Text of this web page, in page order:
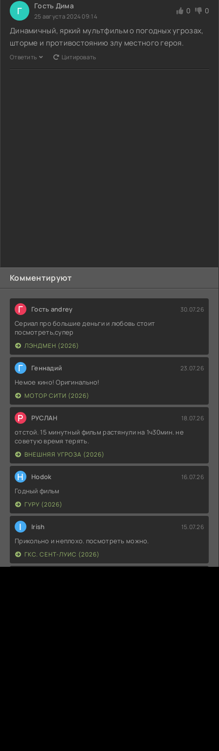
Комментируют
Г Гость andrey 30.07.26
Сериал про большие деньги и любовь стоит
посмотреть,супер
ЛЭНДМЕН (2026)
Г Геннадий 23.07.26
Немое кино! Оригинально!
МОТОР СИТИ (2026)
Р РУСЛАН 18.07.26
отстой. 15 минутный фильм растянули на 1ч30мин. не
советую время терять.
ВНЕШНЯЯ УГРОЗА (2026)
H Hodok 16.07.26
Годный фильм
ГУРУ (2026)
I Irish 15.07.26
Прикольно и неплохо. посмотреть можно.
ГКС. СЕНТ-ЛУИС (2026)
Г Гость Дима
25 августа 2024 09:14
0 0
Динамичный, яркий мультфильм о погодных угрозах,
шторме и противостоянию злу местного героя.
Ответить Цитировать